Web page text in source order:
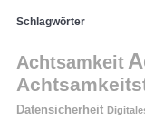
Schlagwörter
Achtsamkeit
Datensicherheit